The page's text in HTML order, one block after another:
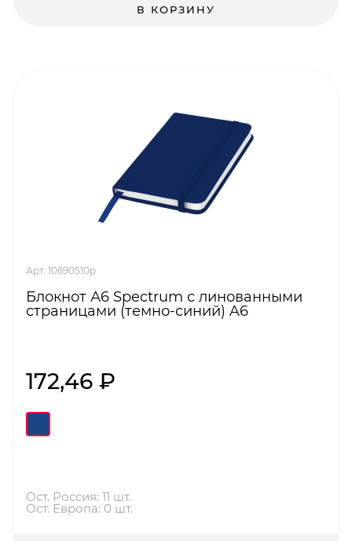
В КОРЗИНУ
Арт. 10690510p
Блокнот А6 Spectrum с линованными
страницами (темно-синий) A6
172,46 ₽
Ост. Россия: 11 шт.
Ост. Европа: 0 шт.